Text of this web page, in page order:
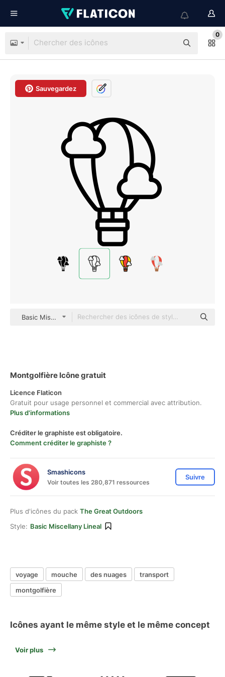
0
Sauvegardez
Basic Miscellany Lineal
Montgolfière Icône gratuit
Licence Flaticon
Gratuit pour usage personnel et commercial avec attribution.
Plus d'informations
Créditer le graphiste est obligatoire.
Comment créditer le graphiste ?
Smashicons
Voir toutes les 280,871 ressources
Suivre
Plus d'icônes du pack The Great Outdoors
Style: Basic Miscellany Lineal
voyage mouche des nuages
transport
montgolfière
Icônes ayant le même style et le même concept
Voir plus